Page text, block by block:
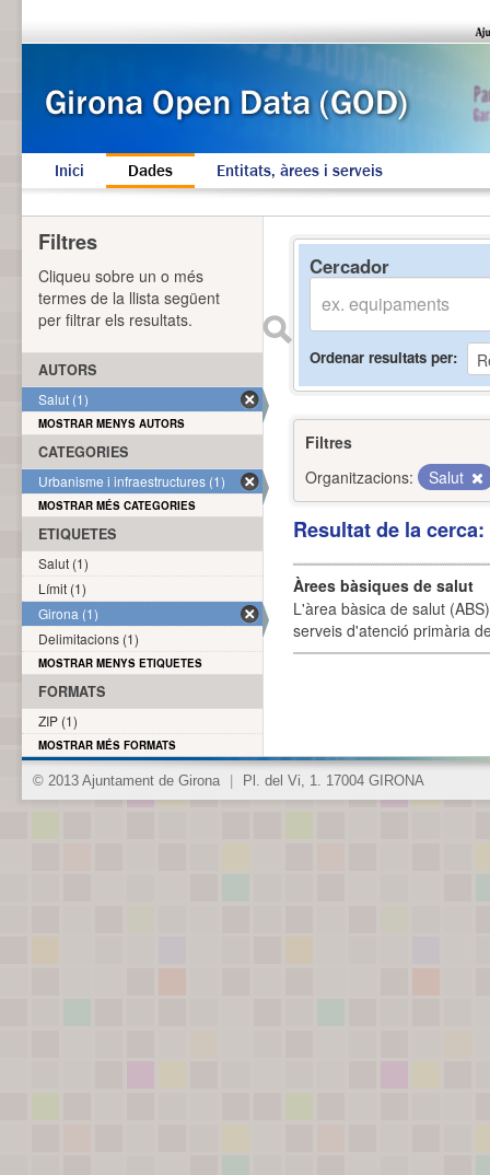
Inici Dades Entitats, àrees i serveis
Cercador
Ordenar resultats per
Filtres
Organitzacions:
Salut
Resultat de la
Àrees bàsiques de salut
L'àrea bàsica de salut
serveis d'atenció primària
Filtres
Cliqueu sobre un o més
termes de la llista següent
per filtrar els resultats.
AUTORS
Salut (1)
MOSTRAR MENYS AUTORS
CATEGORIES
Urbanisme i infraestructures (1)
MOSTRAR MÉS CATEGORIES
ETIQUETES
Salut (1)
Límit (1)
Girona (1)
Delimitacions (1)
MOSTRAR MENYS ETIQUETES
FORMATS
ZIP (1)
MOSTRAR MÉS FORMATS
© 2013 Ajuntament de Girona Pl. del Vi, 1. 17004 GIRONA